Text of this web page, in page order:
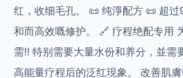
红，收细毛孔。 📜 纯淨配方 📜 超
和而高效嘅修护。 🔗 疗程绝配专用
需‼️ 特别需要大量水份和养分，並需
高能量疗程后的泛红現象。 改善肌